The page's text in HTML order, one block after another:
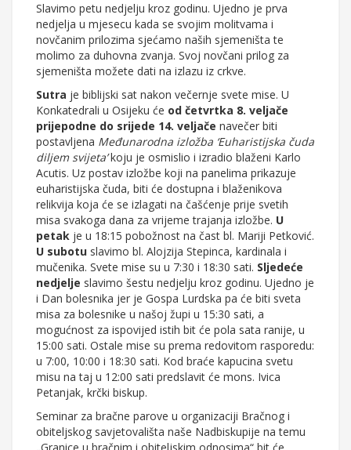
Slavimo petu nedjelju kroz godinu. Ujedno je prva
nedjelja u mjesecu kada se svojim molitvama i
novčanim prilozima sjećamo naših sjemeništa te
molimo za duhovna zvanja. Svoj novčani prilog za
sjemeništa možete dati na izlazu iz crkve.
Sutra je biblijski sat nakon večernje svete mise. U
Konkatedrali u Osijeku će od četvrtka 8. veljače
prijepodne do srijede 14. veljače navečer biti
postavljena Međunarodna izložba ‘Euharistijska čuda
diljem svijeta’koju je osmislio i izradio blaženi Karlo
Acutis. Uz postav izložbe koji na panelima prikazuje
euharistijska čuda, biti će dostupna i blaženikova
relikvija koja će se izlagati na čašćenje prije svetih
misa svakoga dana za vrijeme trajanja izložbe. U
petak je u 18:15 pobožnost na čast bl. Mariji Petković.
U subotu slavimo bl. Alojzija Stepinca, kardinala i
mučenika. Svete mise su u 7:30 i 18:30 sati. Sljedeće
nedjelje slavimo šestu nedjelju kroz godinu. Ujedno je
i Dan bolesnika jer je Gospa Lurdska pa će biti sveta
misa za bolesnike u našoj župi u 15:30 sati, a
mogućnost za ispovijed istih bit će pola sata ranije, u
15:00 sati. Ostale mise su prema redovitom rasporedu:
u 7:00, 10:00 i 18:30 sati. Kod braće kapucina svetu
misu na taj u 12:00 sati predslavit će mons. Ivica
Petanjak, krčki biskup.
Seminar za bračne parove u organizaciji Bračnog i
obiteljskog savjetovališta naše Nadbiskupije na temu